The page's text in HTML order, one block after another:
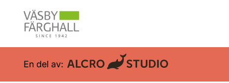
En del av: